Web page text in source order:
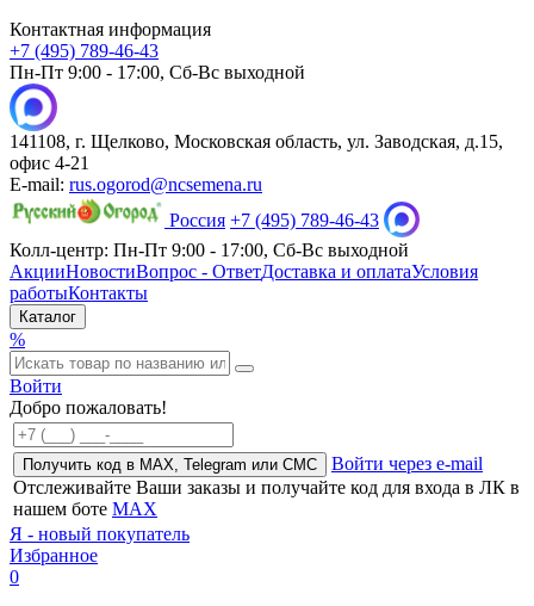
Контактная информация
+7 (495) 789-46-43
Пн-Пт 9:00 - 17:00, Сб-Вс выходной
141108, г. Щелково, Московская область, ул. Заводская, д.15,
офис 4-21
E-mail: rus.ogorod@ncsemena.ru
Россия +7 (495) 789-46-43
Колл-центр: Пн-Пт 9:00 - 17:00, Сб-Вс выходной
АкцииНовостиВопрос - ОтветДоставка и оплатаУсловия
работыКонтакты
Каталог
%
Войти
Добро пожаловать!
Получить код в MAX, Telegram или СМС
Войти через e-mail
Отслеживайте Ваши заказы и получайте код для входа в ЛК в
нашем боте MAX
Я - новый покупатель
Избранное
0